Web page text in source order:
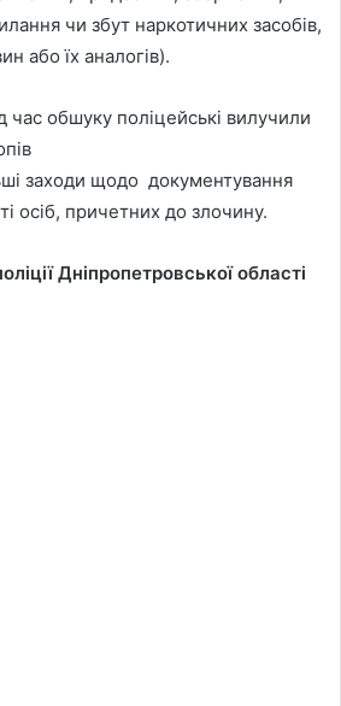
чи збут наркотичних засобів,
або їх аналогів).
заходи щодо документування
осіб, причетних до злочину.
Дніпропетровської області